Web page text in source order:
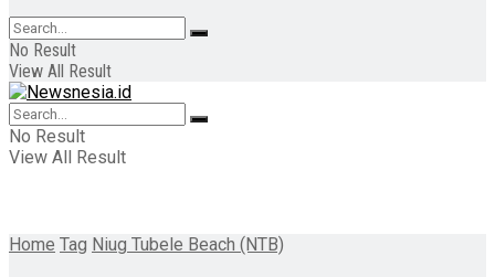
No Result
View All Result
No Result
View All Result
Home Tag Niug Tubele Beach (NTB)